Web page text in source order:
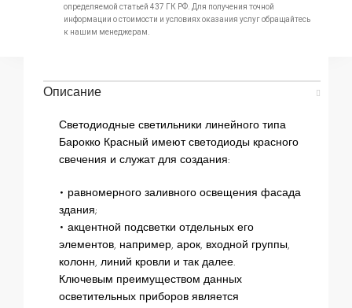
определяемой статьей 437 ГК РФ. Для получения точной
информации о стоимости и условиях оказания услуг обращайтесь
к нашим менеджерам.
Описание
Светодиодные светильники линейного типа
Барокко Красный имеют светодиоды красного
свечения и служат для создания:
• равномерного заливного освещения фасада
здания;
• акцентной подсветки отдельных его
элементов, например, арок, входной группы,
колонн, линий кровли и так далее.
Ключевым преимуществом данных
осветительных приборов является